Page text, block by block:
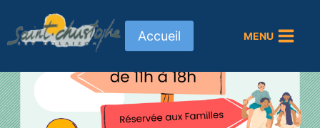
contenu
Accueil MENU